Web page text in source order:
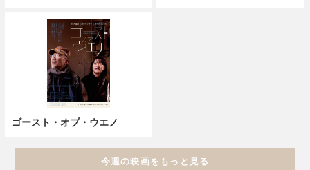
ゴースト・オブ・ウエノ
今週の映画をもっと見る